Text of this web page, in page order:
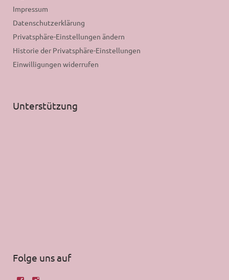
Impressum
Datenschutzerklärung
Privatsphäre-Einstellungen ändern
Historie der Privatsphäre-Einstellungen
Einwilligungen widerrufen
Unterstützung
Folge uns auf